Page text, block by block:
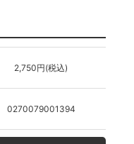
2,750円(税込)
0270079001394